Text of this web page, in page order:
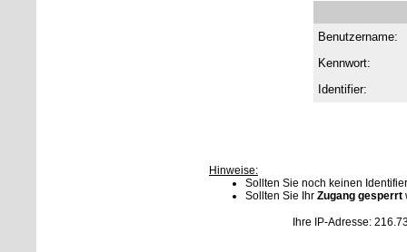
Benutzername:
Kennwort:
Identifier:
Hinweise:
Sollten Sie noch keinen
Sollten Sie Ihr Zugang gesperrt
Ihre IP-Adresse: